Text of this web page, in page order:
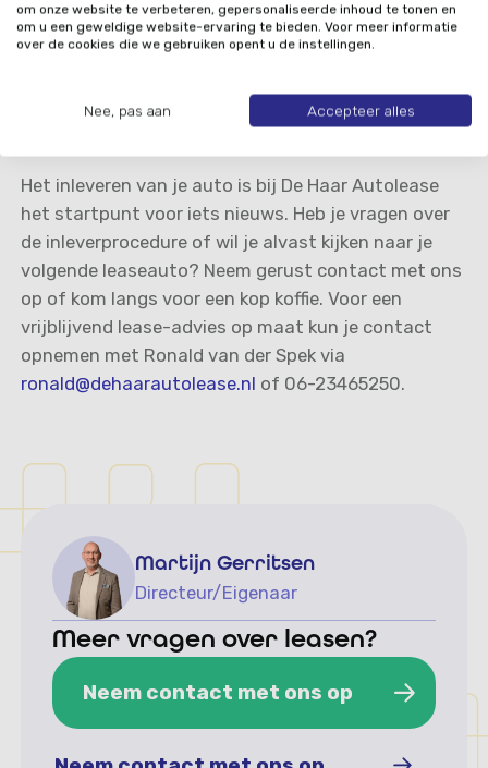
nog voldoende profiel hebben. Is er binnenkort
onderhoud nodig? Meld dit dan even van tevoren bij
Klaar voor de volgende stap?
Het inleveren van je auto is bij De Haar Autolease
het startpunt voor iets nieuws. Heb je vragen over
de inleverprocedure of wil je alvast kijken naar je
volgende leaseauto? Neem gerust contact met ons
op of kom langs voor een kop koffie. Voor een
vrijblijvend lease-advies op maat kun je contact
opnemen met Ronald van der Spek via
ronald@dehaarautolease.nl of 06-23465250.
Martijn Gerritsen
Directeur/Eigenaar
Meer vragen over leasen?
Neem contact met ons op
om onze website te verbeteren, gepersonaliseerde inhoud te tonen en
om u een geweldige website-ervaring te bieden. Voor meer informatie
over de cookies die we gebruiken opent u de instellingen.
Nee, pas aan Accepteer alles